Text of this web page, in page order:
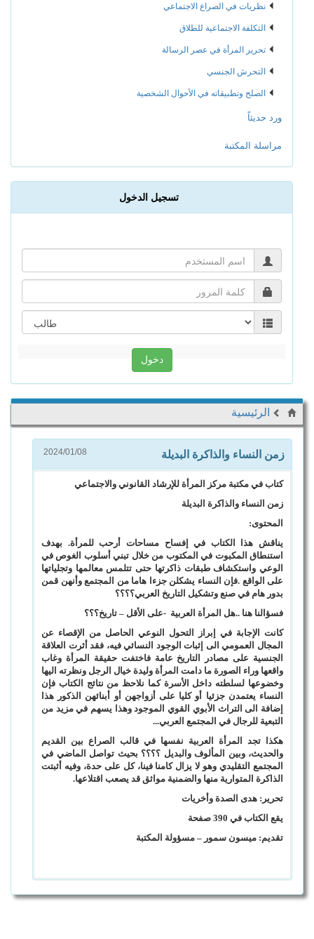
نظريات في الصراع الاجتماعي
التكلفة الاجتماعية للطلاق
تحرير المرأة في عصر الرسالة
التحرش الجنسي
الصلح وتطبيقاته في الأحوال الشخصية
ورد حديثاً
مراسلة المكتبة
تسجيل الدخول
دخول
زمن النساء والذاكرة البديلة 2024/01/08
كتاب في مكتبة مركز المرأة للإرشاد القانوني والاجتماعي
زمن النساء والذاكرة البديلة
المحتوى:
يناقش هذا الكتاب في إفساح مساحات أرحب للمرأة. بهدف
استنطاق المكبوت في المكتوب من خلال تبني أسلوب الغوص في
الوعي واستكشاف طبقات ذاكرتها حتى تتلمس معالمها وتجلياتها
على الواقع .فإن النساء يشكلن جزءا هاما من المجتمع وأنهن قمن
بدور هام في صنع وتشكيل التاريخ العربي؟؟؟؟
فسؤالنا هنا ..هل المرأة العربية -على الأقل – تاريخ؟؟؟
كانت الإجابة في إبراز التحول النوعي الحاصل من الإقصاء عن
المجال العمومي الى إثبات الوجود النسائي فيه، فقد أثرت العلاقة
الجنسية على مصادر التاريخ عامة فاختفت حقيقة المرأة وغاب
واقعها وراء الصورة ما دامت المرأة وليدة خيال الرجل ونظرته اليها
وخضوعها لسلطته داخل الأسرة كما نلاحظ من نتائج الكتاب فإن
النساء يعتمدن جزئيا أو كليا على أزواجهن أو أبنائهن الذكور هذا
إضافة الى التراث الأبوي القوي الموجود وهذا يسهم في مزيد من
التبعية للرجال في المجتمع العربي...
هكذا تجد المرأة العربية نفسها في قالب الصراع بين القديم
والحديث، وبين المألوف والبديل ؟؟؟؟ بحيث تواصل الماضي في
المجتمع التقليدي وهو لا يزال كامنا فينا، كل على حدة، وفيه أثبتت
الذاكرة المتوارية منها والضمنية مواثق قد يصعب اقتلاعها.
تحرير: هدى الصدة وأخريات
يقع الكتاب في 390 صفحة
تقديم: ميسون سمور – مسؤولة المكتبة